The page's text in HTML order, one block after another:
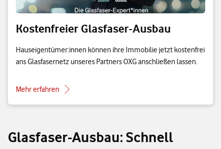
Kostenfreier Glasfaser-Ausbau
Hauseigentümer:innen können ihre Immobilie jetzt kostenfrei
ans Glasfasernetz unseres Partners OXG anschließen lassen.
Mehr erfahren
Glasfaser-Ausbau: Schnell